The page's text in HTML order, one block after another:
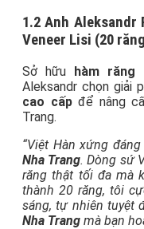
1.2 Anh Aleksandr
Veneer Lisi (20
Sở hữu hàm răng
Aleksandr chọn giải
cao cấpđể nâng
Trang.
“Việt Hàn xứng đáng
Nha Trang. Dòng sứ
răng thật tối đa mà
thành 20 răng, tôi
sáng, tự nhiên tuyệt
Nha Trang mà bạn